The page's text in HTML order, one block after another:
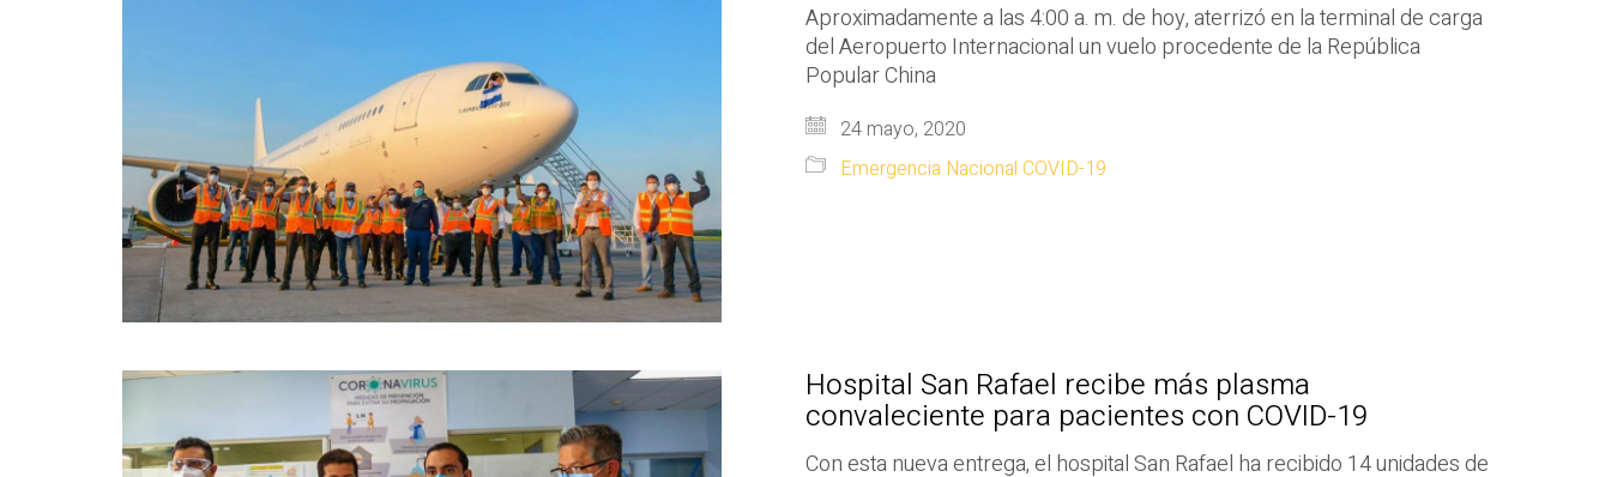
Aproximadamente a las 4:00 a. m. de hoy, aterrizó en la terminal de carga
del Aeropuerto Internacional un vuelo procedente de la República
Popular China
24 mayo, 2020
Emergencia Nacional COVID-19
Hospital San Rafael recibe más plasma
convaleciente para pacientes con COVID-19
Con esta nueva entrega, el hospital San Rafael ha recibido 14 unidades de